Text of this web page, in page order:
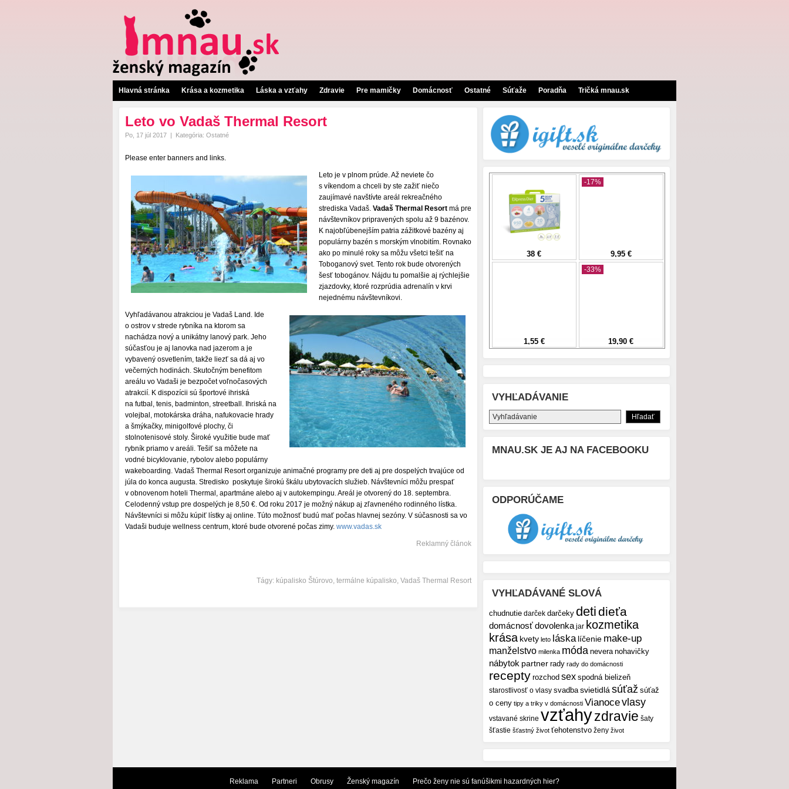
Hlavná stránka Krása a kozmetika Láska a vzťahy Zdravie Pre mamičky Domácnosť Ostatné Súťaže Poradňa Tričká mnau.sk
Leto vo Vadaš Thermal Resort
Po, 17 júl 2017 | Kategória: Ostatné
Please enter banners and links.
Leto je v plnom prúde. Až neviete čo
s víkendom a chceli by ste zažiť niečo
zaujímavé navštívte areál rekreačného
strediska Vadaš. Vadaš Thermal Resort má pre
návštevníkov pripravených spolu až 9 bazénov.
K najobľúbenejším patria zážitkové bazény aj
populárny bazén s morským vlnobitím. Rovnako
ako po minulé roky sa môžu všetci tešiť na
Toboganový svet. Tento rok bude otvorených
šesť tobogánov. Nájdu tu pomalšie aj rýchlejšie
zjazdovky, ktoré rozprúdia adrenalín v krvi
nejednému návštevníkovi.
Vyhľadávanou atrakciou je Vadaš Land. Ide
o ostrov v strede rybníka na ktorom sa
nachádza nový a unikátny lanový park. Jeho
súčasťou je aj lanovka nad jazerom a je
vybavený osvetlením, takže liezť sa dá aj vo
večerných hodinách. Skutočným benefitom
areálu vo Vadaši je bezpočet voľnočasových
atrakcií. K dispozícii sú športové ihriská
na futbal, tenis, badminton, streetball. Ihriská na
volejbal, motokárska dráha, nafukovacie hrady
a šmýkačky, minigolfové plochy, či
stolnotenisové stoly. Široké využitie bude mať
rybník priamo v areáli. Tešiť sa môžete na
vodné bicyklovanie, rybolov alebo populárny
wakeboarding. Vadaš Thermal Resort organizuje animačné programy pre deti aj pre dospelých trvajúce od
júla do konca augusta. Stredisko poskytuje širokú škálu ubytovacích služieb. Návštevníci môžu prespať
v obnovenom hoteli Thermal, apartmáne alebo aj v autokempingu. Areál je otvorený do 18. septembra.
Celodenný vstup pre dospelých je 8,50 €. Od roku 2017 je možný nákup aj zľavneného rodinného lístka.
Návštevníci si môžu kúpiť lístky aj online. Túto možnosť budú mať počas hlavnej sezóny. V súčasnosti sa vo
Vadaši buduje wellness centrum, ktoré bude otvorené počas zimy. www.vadas.sk
Reklamný článok
Tágy: kúpalisko Štúrovo, termálne kúpalisko, Vadaš Thermal Resort
VYHĽADÁVANIE
MNAU.SK JE AJ NA FACEBOOKU
ODPORÚČAME
VYHĽADÁVANÉ SLOVÁ
chudnutie darček darčeky detidieťa
domácnosťdovolenka jar kozmetika
krása kvety leto láska líčenie make-up
manželstvo milenka móda nevera nohavičky
nábytok partner rady rady do domácnosti
recepty rozchod sex spodná bielizeň
starostlivosť o vlasy svadba svietidlá súťaž súťaž
o ceny tipy a triky v domácnosti Vianocevlasy
vstavané skrine vzťahyzdravie šaty
šťastie šťastný život ťehotenstvo ženy život
Reklama Partneri Obrusy Ženský magazín Prečo ženy nie sú fanúšikmi hazardných hier?